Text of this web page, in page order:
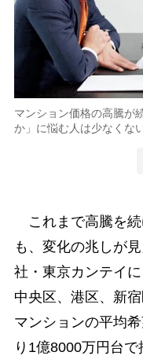
マンション価格の高騰が
か」に悩む人は少なくな
これまで高騰を続
も、変化の兆しが
社・東京カンテイ
中央区、港区、新
マンションの平均
り1億8000万円台